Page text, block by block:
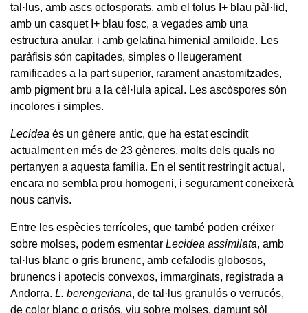
tal·lus, amb ascs octosporats, amb el tolus I+ blau pàl·lid,
amb un casquet I+ blau fosc, a vegades amb una
estructura anular, i amb gelatina himenial amiloide. Les
paràfisis són capitades, simples o lleugerament
ramificades a la part superior, rarament anastomitzades,
amb pigment bru a la cèl·lula apical. Les ascòspores són
incolores i simples.
Lecidea és un gènere antic, que ha estat escindit
actualment en més de 23 gèneres, molts dels quals no
pertanyen a aquesta família. En el sentit restringit actual,
encara no sembla prou homogeni, i segurament coneixerà
nous canvis.
Entre les espècies terrícoles, que també poden créixer
sobre molses, podem esmentar Lecidea assimilata, amb
tal·lus blanc o gris brunenc, amb cefalodis globosos,
brunencs i apotecis convexos, immarginats, registrada a
Andorra. L. berengeriana, de tal·lus granulós o verrucós,
de color blanc o grisós, viu sobre molses, damunt sòl